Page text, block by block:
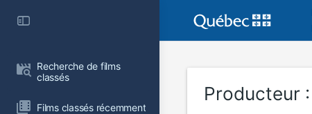
Recherche de films
classés
Films classés récemment
Producteur :